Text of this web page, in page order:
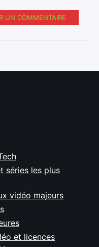
UN COMMENTAIRE
séries les plus
vidéo majeurs
et licences